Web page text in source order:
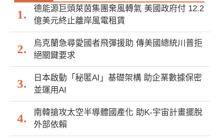
德能源巨頭萊茵集團棄風轉氣 美國政府付 12.2
億美元終止離岸風電租賃
烏克蘭急尋愛國者飛彈援助 傳美國總統川普拒
絕關鍵要求
日本啟動「秘匿AI」基礎架構 助企業數據保密
並運用AI
南韓搶攻太空半導體國產化 助K-宇宙計畫擺脫
外部依賴